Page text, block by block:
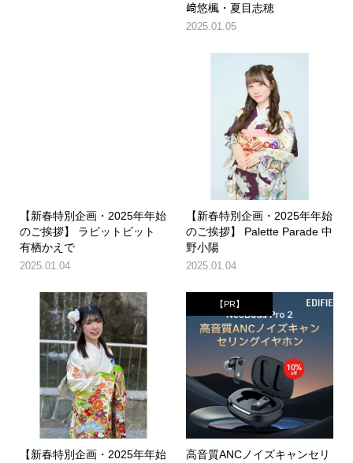
﨑悠楓・夏目志穂
2025.01.05
【新春特別企画・2025年年始
のご挨拶】 ラビットビット
有栖かえで
2025.01.04
【新春特別企画・2025年年始
のご挨拶】 Palette Parade 中
野小陽
2025.01.04
【新春特別企画・2025年年始
【PR】
高音質ANCノイズキャンセリ